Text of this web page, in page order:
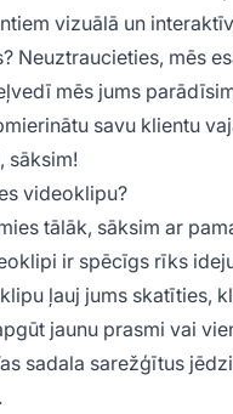
vizuālā un
Neuztraucieties, mēs
mēs jums
savu klientu
sāksim!
videoklipu?
tālāk, sāksim ar
ir spēcīgs rīks
ļauj jums skatīties,
jaunu prasmi vai
sadala sarežģītus